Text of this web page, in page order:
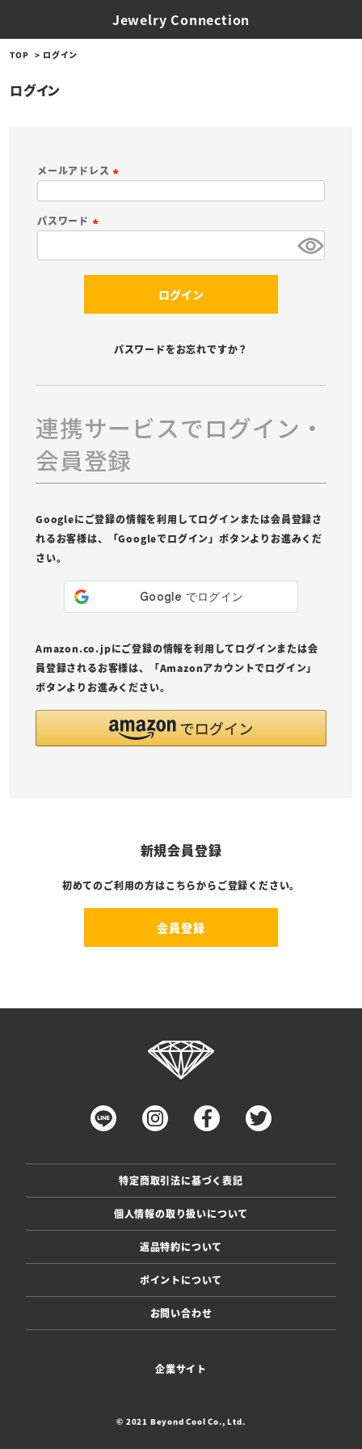
Jewelry Connection
TOP ログイン
ログイン
メールアドレス
須
パスワード
ログイン
パスワードをお忘れですか？
連携サービスでログイン・
会員登録
Googleにご登録の情報を利用してログインまたは会員登録さ
れるお客様は、「Googleでログイン」ボタンよりお進みくだ
さい。
Amazon.co.jpにご登録の情報を利用してログインまたは会
員登録されるお客様は、「Amazonアカウントでログイン」
ボタンよりお進みください。
新規会員登録
初めてのご利用の方はこちらからご登録ください。
会員登録
特定商取引法に基づく表記
個人情報の取り扱いについて
返品特約について
ポイントについて
お問い合わせ
企業サイト
© 2021 Beyond Cool Co., Ltd.